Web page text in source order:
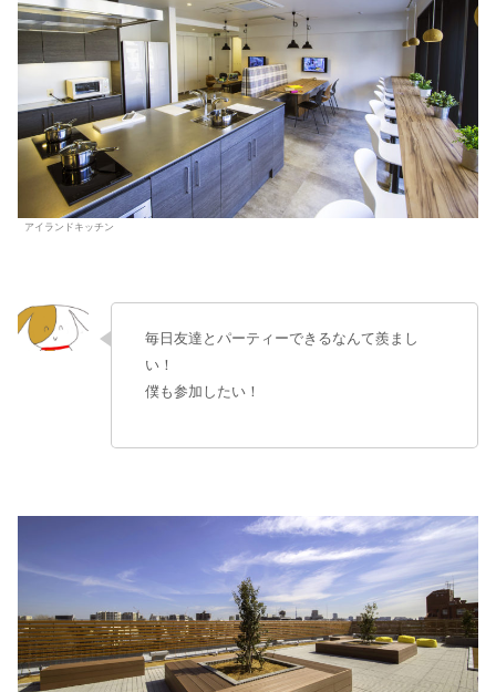
アイランドキッチン
毎日友達とパーティーできるなんて羨まし
い！
僕も参加したい！